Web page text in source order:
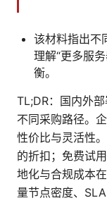
该材料指出不
理解“更多服
衡。
TL;DR：国内外
不同采购路径。
性价比与灵活性
的折扣；免费试
地化与合规成本
量节点密度、SLA